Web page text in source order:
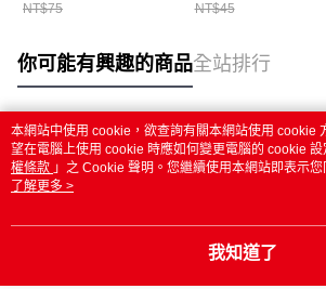
NT$75 NT$45
你可能有興趣的商品全站排行
熱門標籤
本網站中使用 cookie，欲查詢有關本網站使用 cookie
望在電腦上使用 cookie 時應如何變更電腦的 cookie 設
權條款 」之 Cookie 聲明。您繼續使用本網站即表示
用條款之 Cookie 聲明使用 cookie。
了解更多 >
我知道了